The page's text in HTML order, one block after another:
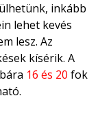
inkább
lehet kevés
lesz. Az
kísérik. A
16 és 20 fok